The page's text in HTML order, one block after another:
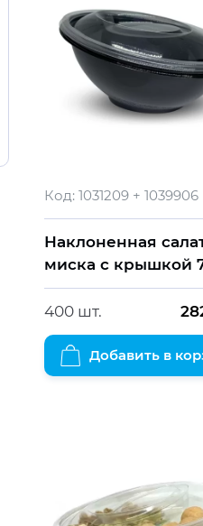
Код: 1031209 + 1039906
Наклоненная
миска с крышкой
400 шт.
Добавить в